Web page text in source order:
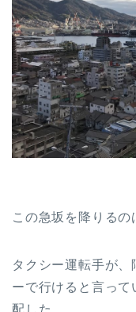
この急坂を降りるの
タクシー運転手が
ーで行けると言っ
配した。